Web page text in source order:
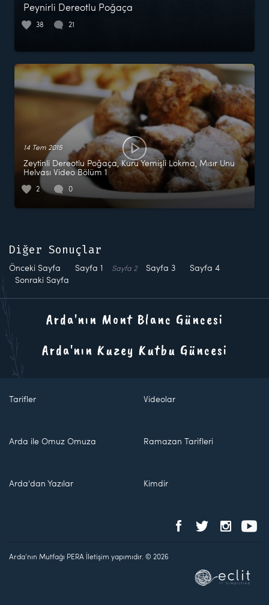
Peynirli Dereotlu Poğaça
38 21
14 Tem 2015
Zeytinli Dereotlu Poğaça, Kuru Yemişli Lokma, Mısır Unu
Helvası Video Bölüm 1
2 0
Diğer Sonuçlar
Önceki Sayfa Sayfa 1 Sayfa 2 Sayfa 3 Sayfa 4
Sonraki Sayfa
Arda'nın Mont Blanc Güncesi
Arda'nın Kuzey Kutbu Güncesi
Tarifler Videolar
Arda ile Omuz Omuza Ramazan Tarifleri
Arda'dan Yazılar Kimdir
Arda'nın Mutfağı PERA İletişim yapımıdır. © 2026